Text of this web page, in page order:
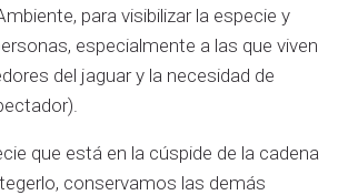
para visibilizar la especie y
especialmente a las que viven
del jaguar y la necesidad de
que está en la cúspide de la cadena
conservamos las demás